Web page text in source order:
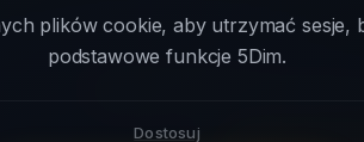
plików cookie, aby utrzymać sesje,
podstawowe funkcje 5Dim.
Dostosuj